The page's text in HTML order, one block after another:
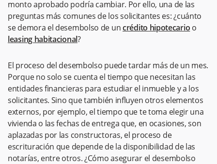
monto aprobado podría cambiar. Por ello, una de las
preguntas más comunes de los solicitantes es: ¿cuánto
se demora el desembolso de uncrédito hipotecario o
leasing habitacional?
El proceso del desembolso puede tardar más de un mes.
Porque no solo se cuenta el tiempo que necesitan las
entidades financieras para estudiar el inmueble y a los
solicitantes. Sino que también influyen otros elementos
externos, por ejemplo, el tiempo que te toma elegir una
vivienda o las fechas de entrega que, en ocasiones, son
aplazadas por las constructoras, el proceso de
escrituración que depende de la disponibilidad de las
notarías, entre otros. ¿Cómo asegurar el desembolso